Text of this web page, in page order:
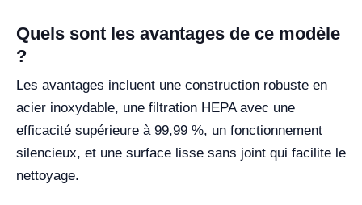
Quels sont les avantages de ce modèle
?
Les avantages incluent une construction robuste en
acier inoxydable, une filtration HEPA avec une
efficacité supérieure à 99,99 %, un fonctionnement
silencieux, et une surface lisse sans joint qui facilite le
nettoyage.